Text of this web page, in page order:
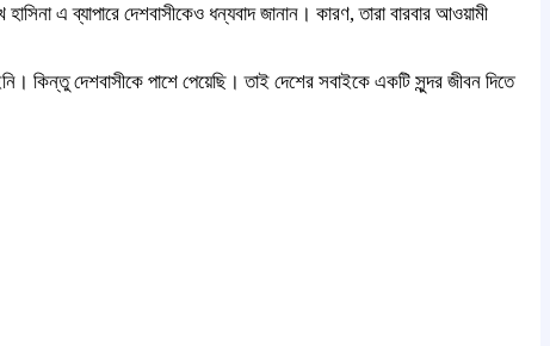
এ ব্যাপারে দেশবাসীকেও ধন্যবাদ জানান। কারণ, তারা বারবার আওয়ামী
কিন্তু দেশবাসীকে পাশে পেয়েছি। তাই দেশের সবাইকে একটি সুন্দর জীবন দিতে